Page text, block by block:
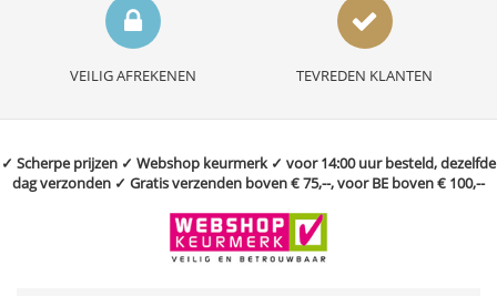
VEILIG AFREKENEN TEVREDEN KLANTEN
✓ Scherpe prijzen ✓ Webshop keurmerk ✓ voor 14:00 uur besteld, dezelfde
dag verzonden ✓ Gratis verzenden boven € 75,--, voor BE boven € 100,--